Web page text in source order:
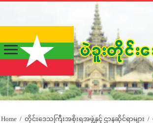
Home / တိုင်းဒေသကြီးအစိုးရအဖွဲ့နှင့် ဌာနဆိုင်ရာများ /